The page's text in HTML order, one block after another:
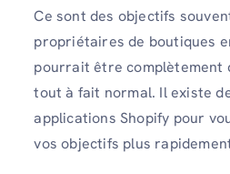
Ce sont des objectifs
propriétaires de boutiques
pourrait être complètement
tout à fait normal. Il existe
applications Shopify pour
vos objectifs plus